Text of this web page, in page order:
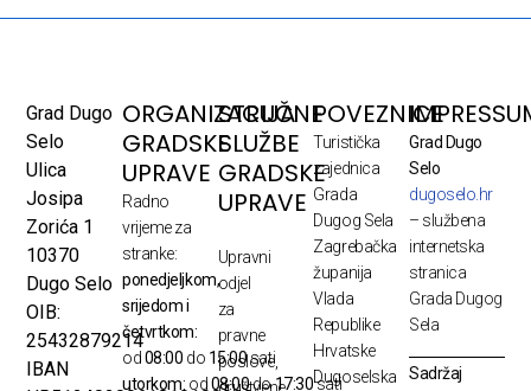
Grad Dugo
Selo
Ulica
Josipa
Zorića 1
10370
Dugo Selo
OIB:
25432879214
IBAN
ORGANIZACIJA
GRADSKE
UPRAVE
Radno
vrijeme za
stranke:
ponedjeljkom,
srijedom i
četvrtkom:
od08:00 do 15:00sati
utorkom: od08:00do17:30sati
STRUČNE
SLUŽBE
GRADSKE
UPRAVE
Upravni
odjel
za
pravne
poslove,
društvene
POVEZNICE
Turistička
zajednica
Grada
Dugog Sela
Zagrebačka
županija
Vlada
Republike
Hrvatske
Dugoselska
Grad Dugo
Selo
dugoselo.hr
– službena
internetska
stranica
Grada Dugog
Sela
Sadržaj